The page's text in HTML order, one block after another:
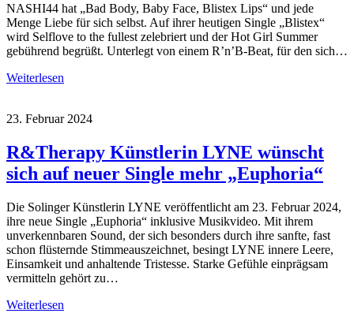
NASHI44 hat „Bad Body, Baby Face, Blistex Lips“ und jede
Menge Liebe für sich selbst. Auf ihrer heutigen Single „Blistex“
wird Selflove to the fullest zelebriert und der Hot Girl Summer
gebührend begrüßt. Unterlegt von einem R’n’B-Beat, für den sich…
Weiterlesen
23. Februar 2024
R&Therapy Künstlerin LYNE wünscht
sich auf neuer Single mehr „Euphoria“
Die Solinger Künstlerin LYNE veröffentlicht am 23. Februar 2024,
ihre neue Single „Euphoria“ inklusive Musikvideo. Mit ihrem
unverkennbaren Sound, der sich besonders durch ihre sanfte, fast
schon flüsternde Stimmeauszeichnet, besingt LYNE innere Leere,
Einsamkeit und anhaltende Tristesse. Starke Gefühle einprägsam
vermitteln gehört zu…
Weiterlesen